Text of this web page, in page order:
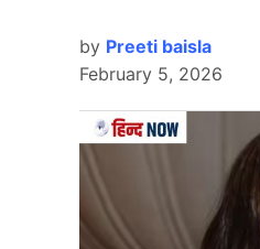
Abhishek Bachchan
एक इंटरव्यू के दौरान
by Preeti baisla
February 5, 2026